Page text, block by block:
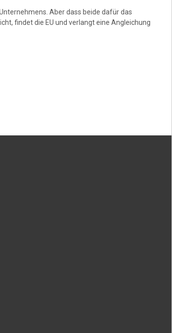
Aber dass beide dafür das
findet die EU und verlangt eine Angleichung